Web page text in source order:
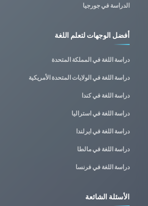
الدراسة في جورجيا
أفضل الوجهات لتعلم اللغة
دراسة اللغة في المملكة المتحدة
دراسة اللغة في الولايات المتحدة الأمريكية
دراسة اللغة في كندا
دراسة اللغة في استراليا
دراسة اللغة في ايرلندا
دراسة اللغة في مالطا
دراسة اللغة في فرنسا
الأسئلة الشائعة